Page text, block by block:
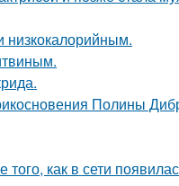
низкокалорийным.
Полины
как в сети